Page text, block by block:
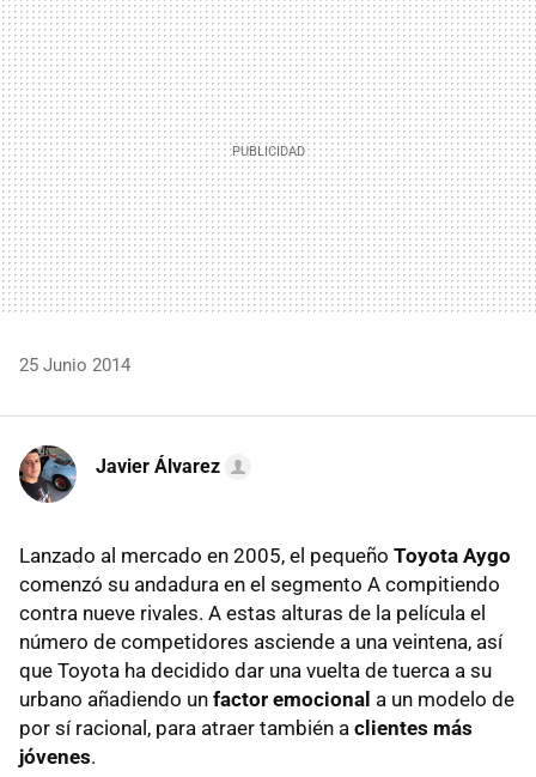
MAIL
25 Junio 2014
Javier Álvarez
Lanzado al mercado en 2005, el pequeño Toyota Aygo
comenzó su andadura en el segmento A compitiendo
contra nueve rivales. A estas alturas de la película el
número de competidores asciende a una veintena, así
que Toyota ha decidido dar una vuelta de tuerca a su
urbano añadiendo un factor emocional a un modelo de
por sí racional, para atraer también a clientes más
jóvenes.